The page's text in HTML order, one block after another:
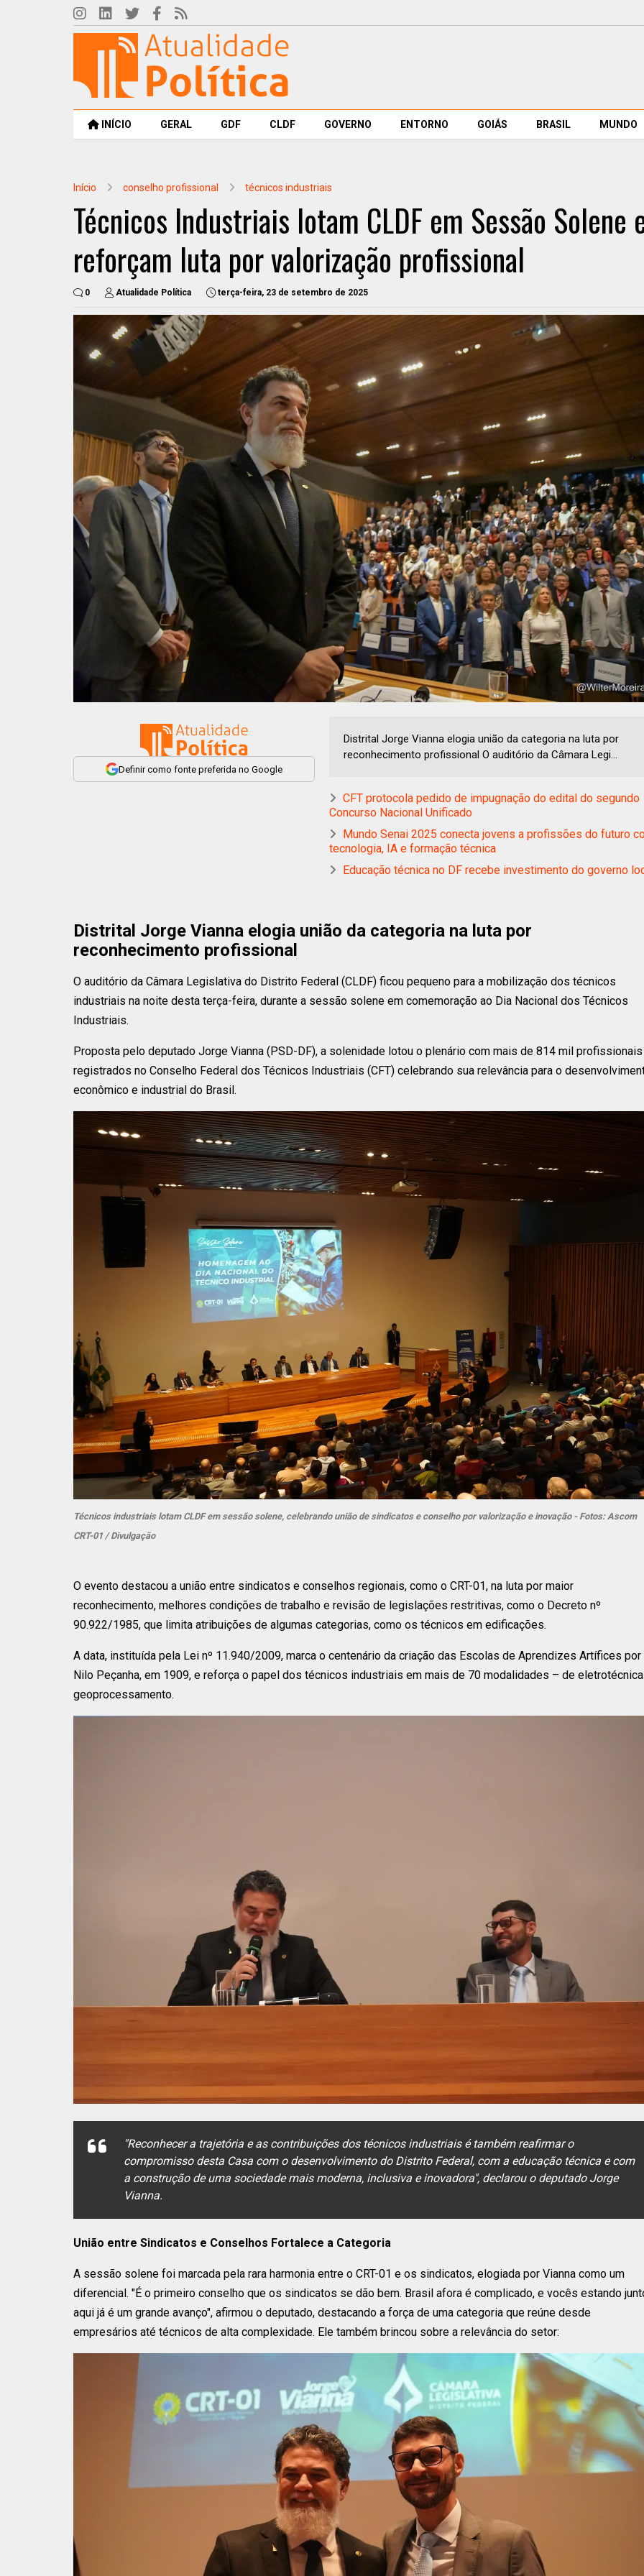
INÍCIO GERAL GDF CLDF GOVERNO ENTORNO GOIÁS BRASIL MUNDO
Início conselho profissional técnicos industriais
Técnicos Industriais lotam CLDF em Sessão Solene
reforçam luta por valorização profissional
0 Atualidade Política terça-feira, 23 de setembro de 2025
Definir como fonte preferida no Google
Distrital Jorge Vianna elogia união da categoria na luta por
reconhecimento profissional O auditório da Câmara Legi...
CFT protocola pedido de impugnação do edital do segundo
Concurso Nacional Unificado
Mundo Senai 2025 conecta jovens a profissões do futuro
tecnologia, IA e formação técnica
Educação técnica no DF recebe investimento do governo
Distrital Jorge Vianna elogia união da categoria na luta por
reconhecimento profissional
O auditório da Câmara Legislativa do Distrito Federal (CLDF) ficou pequeno para a mobilização dos técnicos
industriais na noite desta terça-feira, durante a sessão solene em comemoração ao Dia Nacional dos Técnicos
Industriais.
Proposta pelo deputado Jorge Vianna (PSD-DF), a solenidade lotou o plenário com mais de 814 mil profissionais
registrados no Conselho Federal dos Técnicos Industriais (CFT) celebrando sua relevância para o
econômico e industrial do Brasil.
Técnicos industriais lotam CLDF em sessão solene, celebrando união de sindicatos e conselho por valorização e inovação - Fotos: Ascom
CRT-01 / Divulgação
O evento destacou a união entre sindicatos e conselhos regionais, como o CRT-01, na luta por maior
reconhecimento, melhores condições de trabalho e revisão de legislações restritivas, como o Decreto nº
90.922/1985, que limita atribuições de algumas categorias, como os técnicos em edificações.
A data, instituída pela Lei nº 11.940/2009, marca o centenário da criação das Escolas de Aprendizes Artífices por
Nilo Peçanha, em 1909, e reforça o papel dos técnicos industriais em mais de 70 modalidades – de
geoprocessamento.
"Reconhecer a trajetória e as contribuições dos técnicos industriais é também reafirmar o
compromisso desta Casa com o desenvolvimento do Distrito Federal, com a educação técnica e com
a construção de uma sociedade mais moderna, inclusiva e inovadora", declarou o deputado Jorge
Vianna.
União entre Sindicatos e Conselhos Fortalece a Categoria
A sessão solene foi marcada pela rara harmonia entre o CRT-01 e os sindicatos, elogiada por Vianna como um
diferencial. "É o primeiro conselho que os sindicatos se dão bem. Brasil afora é complicado, e vocês estando
aqui já é um grande avanço", afirmou o deputado, destacando a força de uma categoria que reúne desde
empresários até técnicos de alta complexidade. Ele também brincou sobre a relevância do setor: